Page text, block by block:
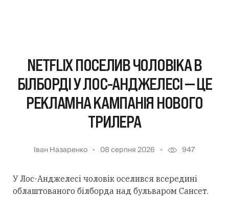
NETFLIX ПОСЕЛИВ ЧОЛОВІКА В
БІЛБОРДІ У ЛОС-АНДЖЕЛЕСІ — ЦЕ
РЕКЛАМНА КАМПАНІЯ НОВОГО
ТРИЛЕРА
Іван Назаренко 08 серпня 2026 947
У Лос-Анджелесі чоловік оселився всередині
облаштованого білборда над бульваром Сансет.